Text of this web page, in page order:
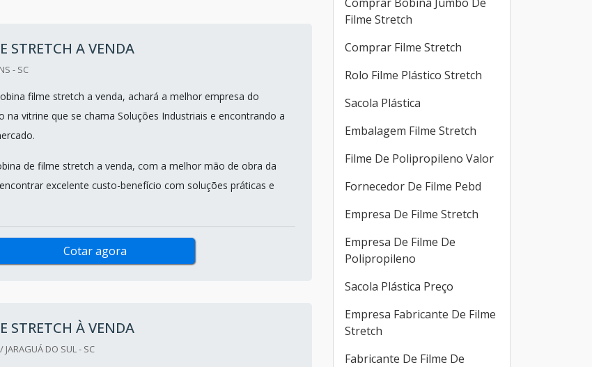
STRETCH A VENDA
- SC
filme stretch a venda, achará a melhor empresa do
na vitrine que se chama Soluções Industriais e encontrando a
de filme stretch a venda, com a melhor mão de obra da
excelente custo-benefício com soluções práticas e
Cotar agora
STRETCH À VENDA
JARAGUÁ DO SUL - SC
Filme Stretch
Comprar Filme Stretch
Rolo Filme Plástico Stretch
Sacola Plástica
Embalagem Filme Stretch
Filme De Polipropileno Valor
Fornecedor De Filme Pebd
Empresa De Filme Stretch
Empresa De Filme De
Polipropileno
Sacola Plástica Preço
Empresa Fabricante De Filme
Stretch
Fabricante De Filme De